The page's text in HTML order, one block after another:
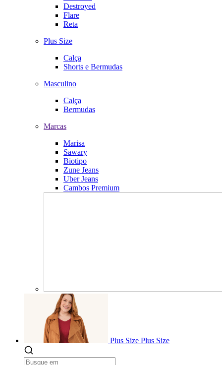
Destroyed
Flare
Reta
Plus Size
Calça
Shorts e Bermudas
Masculino
Calça
Bermudas
Marcas
Marisa
Sawary
Biotipo
Zune Jeans
Uber Jeans
Cambos Premium
Plus Size Plus Size